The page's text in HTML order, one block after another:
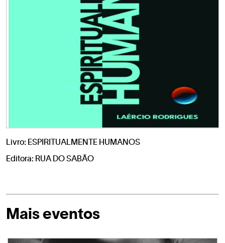
Livro: ESPIRITUALMENTE HUMANOS
Editora: RUA DO SABÃO
Mais eventos